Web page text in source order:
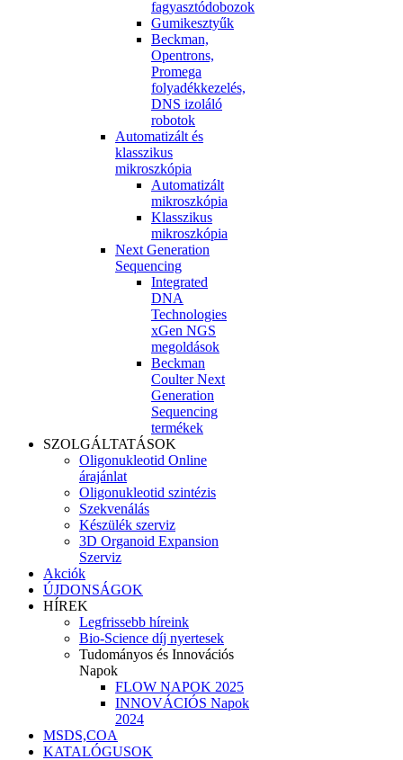
fagyasztódobozok
Gumikesztyűk
Beckman,
Opentrons,
Promega
folyadékkezelés,
DNS izoláló
robotok
Automatizált és
klasszikus
mikroszkópia
Automatizált
mikroszkópia
Klasszikus
mikroszkópia
Next Generation
Sequencing
Integrated
DNA
Technologies
xGen NGS
megoldások
Beckman
Coulter Next
Generation
Sequencing
termékek
SZOLGÁLTATÁSOK
Oligonukleotid Online
árajánlat
Oligonukleotid szintézis
Szekvenálás
Készülék szerviz
3D Organoid Expansion
Szerviz
Akciók
ÚJDONSÁGOK
HÍREK
Legfrissebb híreink
Bio-Science díj nyertesek
Tudományos és Innovációs
Napok
FLOW NAPOK 2025
INNOVÁCIÓS Napok
2024
MSDS,COA
KATALÓGUSOK